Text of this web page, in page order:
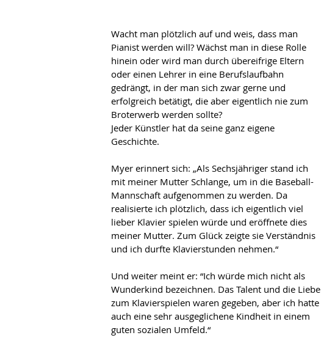
Wacht man plötzlich auf und weis, dass man
Pianist werden will? Wächst man in diese Rolle
hinein oder wird man durch übereifrige Eltern
oder einen Lehrer in eine Berufslaufbahn
gedrängt, in der man sich zwar gerne und
erfolgreich betätigt, die aber eigentlich nie zum
Broterwerb werden sollte?
Jeder Künstler hat da seine ganz eigene
Geschichte.
Myer erinnert sich: „Als Sechsjähriger stand ich
mit meiner Mutter Schlange, um in die Baseball-
Mannschaft aufgenommen zu werden. Da
realisierte ich plötzlich, dass ich eigentlich viel
lieber Klavier spielen würde und eröffnete dies
meiner Mutter. Zum Glück zeigte sie Verständnis
und ich durfte Klavierstunden nehmen.“
Und weiter meint er: “Ich würde mich nicht als
Wunderkind bezeichnen. Das Talent und die Liebe
zum Klavierspielen waren gegeben, aber ich hatte
auch eine sehr ausgeglichene Kindheit in einem
guten sozialen Umfeld.“